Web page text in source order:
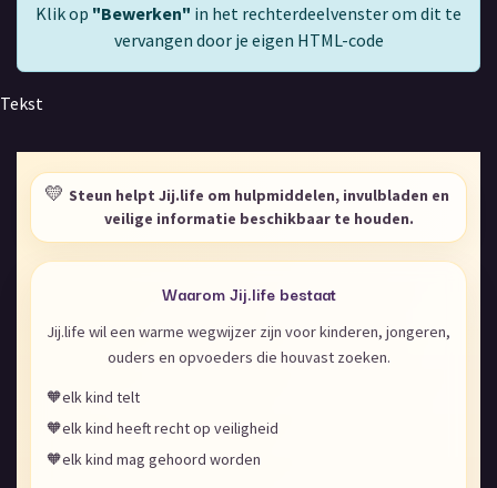
Klik op "Bewerken" in het rechterdeelvenster om dit te
vervangen door je eigen HTML-code
Tekst
💛 Steun helpt Jij.life om hulpmiddelen, invulbladen en
veilige informatie beschikbaar te houden.
Waarom Jij.life bestaat
Jij.life wil een warme wegwijzer zijn voor kinderen, jongeren,
ouders en opvoeders die houvast zoeken.
🧡elk kind telt
🧡elk kind heeft recht op veiligheid
🧡elk kind mag gehoord worden